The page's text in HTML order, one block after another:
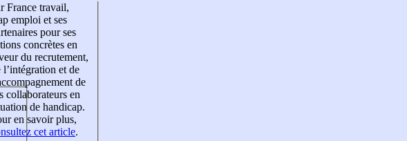
France travail,
emploi et ses
pour ses
concrètes en
du recrutement,
l’intégration et de
de
collaborateurs en
de handicap.
en savoir plus,
cet article.